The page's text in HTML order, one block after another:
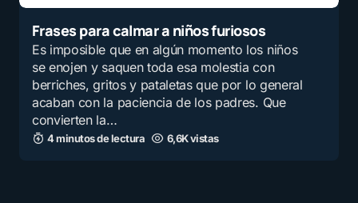
Frases para calmar a niños furiosos
Es imposible que en algún momento los niños
se enojen y saquen toda esa molestia con
berriches, gritos y pataletas que por lo general
acaban con la paciencia de los padres. Que
convierten la…
4 minutos de lectura 6,6K vistas